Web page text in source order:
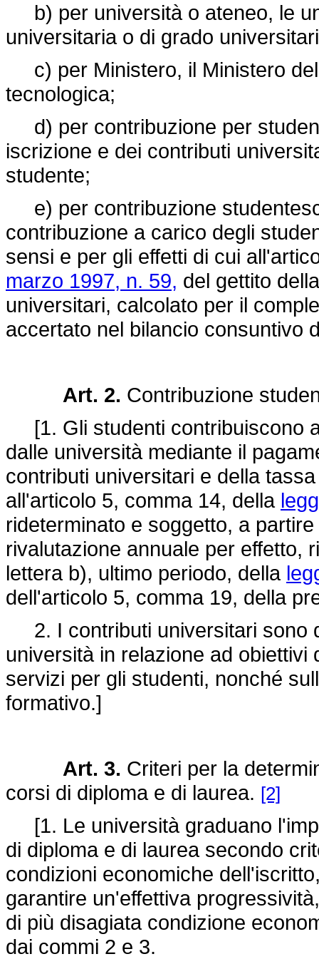
b) per università o ateneo, le
universitaria o di grado
c) per Ministero, il Ministero
tecnologica;
d) per contribuzione per
iscrizione e dei contributi
studente;
e) per contribuzione
contribuzione a carico degli
sensi e per gli effetti di cui
marzo 1997, n. 59, del gettito
universitari, calcolato per il
accertato nel bilancio consuntivo
Art. 2. Contribuzione
[1. Gli studenti contribuiscono
dalle università mediante il
contributi universitari e della
all'articolo 5, comma 14, della
rideterminato e soggetto, a
rivalutazione annuale per effetto,
lettera b), ultimo periodo, della
dell'articolo 5, comma 19, della
2. I contributi universitari sono
università in relazione ad obiettivi
servizi per gli studenti, nonché
formativo.]
Art. 3. Criteri per la
corsi di diploma e di laurea. [2]
[1. Le università graduano
di diploma e di laurea secondo
condizioni economiche
garantire un'effettiva
di più disagiata condizione
dai commi 2 e 3.